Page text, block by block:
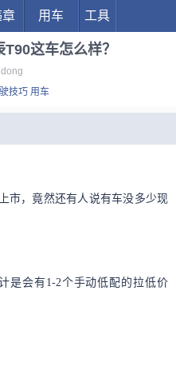
章 用车 工具
这车怎么样？
技巧 用车
市，竟然还有人说有车没多少现
是会有1-2个手动低配的拉低价